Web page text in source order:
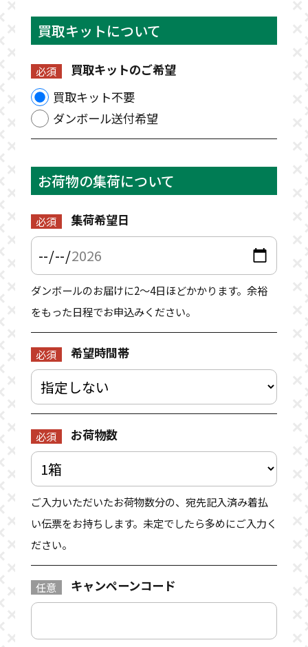
買取キットについて
必須
買取キットのご希望
買取キット不要
ダンボール送付希望
お荷物の集荷について
必須 集荷希望日
ダンボールのお届けに2〜4日ほどかかります。余裕
をもった日程でお申込みください。
必須 希望時間帯
必須 お荷物数
ご入力いただいたお荷物数分の、宛先記入済み着払
い伝票をお持ちします。未定でしたら多めにご入力く
ださい。
任意 キャンペーンコード